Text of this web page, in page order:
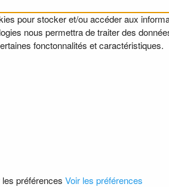
pour stocker et/ou accéder aux
nous permettra de traiter des
fonctonnalités et caractéristiques.
préférences Voir les préférences